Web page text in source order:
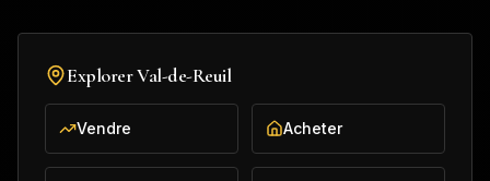
ExplorerVal-de-Reuil
Vendre Acheter